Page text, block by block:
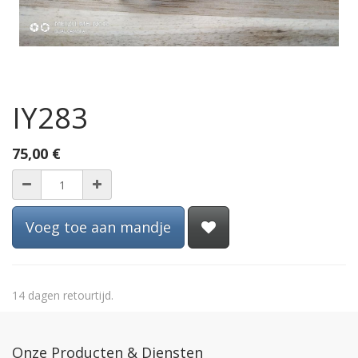
IY283
75,00 €
Voeg toe aan mandje
14 dagen retourtijd.
Onze Producten & Diensten